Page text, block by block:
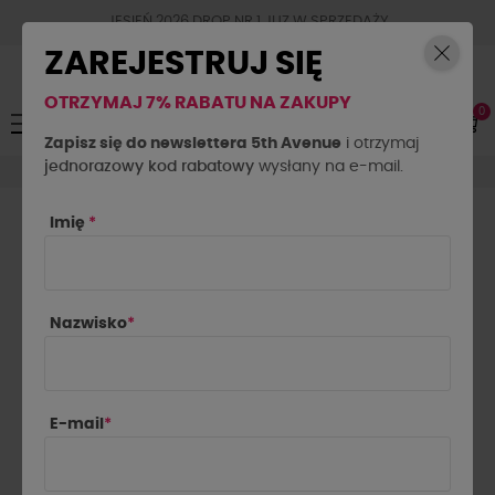
JESIEŃ 2026 DROP NR.1 JUZ W SPRZEDAŻY
Toggle
navigation
☰ 0
Obuwie Sneakersy z paskami By o la la...! denim
ZAREJESTRUJ SIĘ
OTRZYMAJ 7% RABATU NA ZAKUPY
Zapisz się do newslettera 5th Avenue i otrzymaj
jednorazowy kod rabatowy wysłany na e-mail.
Imię *
Nazwisko*
E-mail *